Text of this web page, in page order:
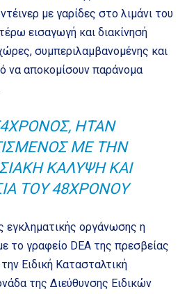
με γαρίδες στο λιμάνι του
εισαγωγή και διακίνησή
συμπεριλαμβανομένης και
να αποκομίσουν παράνομα
ΉΤΑΝ
ΜΕ ΤΗΝ
ΚΆΛΥΨΗ ΚΑΙ
ΤΟΥ 48ΧΡΟΝΟΥ
εγκληματικής οργάνωσης η
το γραφείο DEA της πρεσβείας
Ειδική Κατασταλτική
της Διεύθυνσης Ειδικών